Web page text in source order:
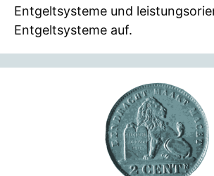
Entgeltsysteme und
Entgeltsysteme auf.